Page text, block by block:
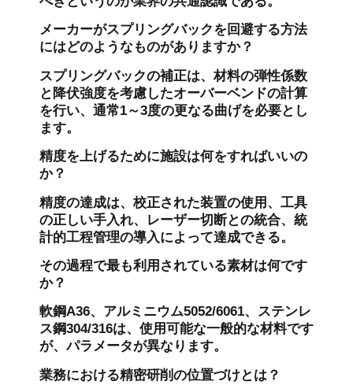
メーカーがスプリングバックを回避する方法
にはどのようなものがありますか？
スプリングバックの補正は、材料の弾性係数
と降伏強度を考慮したオーバーベンドの計算
を行い、通常1～3度の更なる曲げを必要とし
ます。
精度を上げるために施設は何をすればいいの
か？
精度の達成は、校正された装置の使用、工具
の正しい手入れ、レーザー切断との統合、統
計的工程管理の導入によって達成できる。
その過程で最も利用されている素材は何です
か？
軟鋼A36、アルミニウム5052/6061、ステンレ
ス鋼304/316は、使用可能な一般的な材料です
が、パラメータが異なります。
業務における精密研削の位置づけとは？